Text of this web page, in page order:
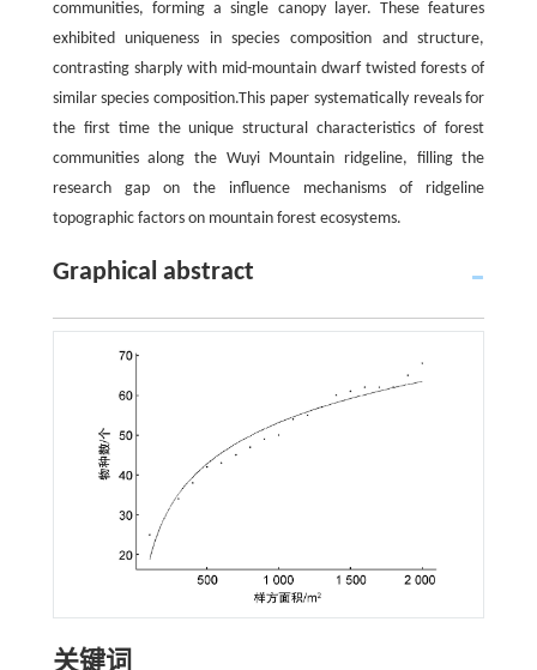
communities, forming a single canopy layer. These features
exhibited uniqueness in species composition and structure,
contrasting sharply with mid-mountain dwarf twisted forests of
similar species composition.This paper systematically reveals for
the first time the unique structural characteristics of forest
communities along the Wuyi Mountain ridgeline, filling the
research gap on the influence mechanisms of ridgeline
topographic factors on mountain forest ecosystems.
Graphical abstract
关键词